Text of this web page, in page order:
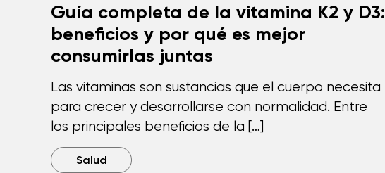
Guía completa de la vitamina K2 y D3:
beneficios y por qué es mejor
consumirlas juntas
Las vitaminas son sustancias que el cuerpo necesita
para crecer y desarrollarse con normalidad. Entre
los principales beneficios de la […]
Salud